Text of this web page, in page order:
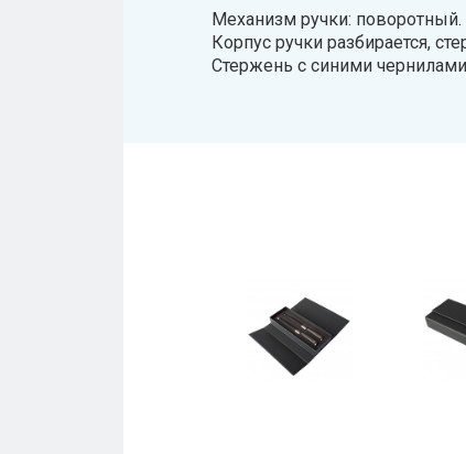
Механизм ручки: поворотный.
Корпус ручки разбирается,
Стержень с синими